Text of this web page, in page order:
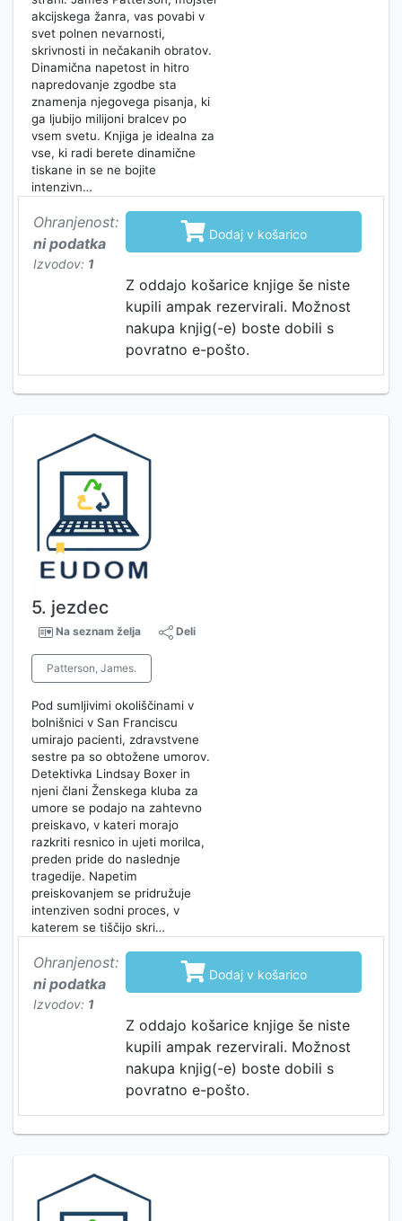
akcijskega žanra, vas povabi v
svet polnen nevarnosti,
skrivnosti in nečakanih obratov.
Dinamična napetost in hitro
napredovanje zgodbe sta
znamenja njegovega pisanja, ki
ga ljubijo milijoni bralcev po
vsem svetu. Knjiga je idealna za
vse, ki radi berete dinamične
tiskane in se ne bojite
intenzivn…
Ohranjenost:
ni podatka
Izvodov: 1
 Dodaj v košarico
Z oddajo košarice knjige še niste
kupili ampak rezervirali. Možnost
nakupa knjig(-e) boste dobili s
povratno e-pošto.
5. jezdec
Na seznam želja Deli
Patterson, James.
Pod sumljivimi okoliščinami v
bolnišnici v San Franciscu
umirajo pacienti, zdravstvene
sestre pa so obtožene umorov.
Detektivka Lindsay Boxer in
njeni člani Ženskega kluba za
umore se podajo na zahtevno
preiskavo, v kateri morajo
razkriti resnico in ujeti morilca,
preden pride do naslednje
tragedije. Napetim
preiskovanjem se pridružuje
intenziven sodni proces, v
katerem se tiščijo skri…
Ohranjenost:
ni podatka
Izvodov: 1
 Dodaj v košarico
Z oddajo košarice knjige še niste
kupili ampak rezervirali. Možnost
nakupa knjig(-e) boste dobili s
povratno e-pošto.